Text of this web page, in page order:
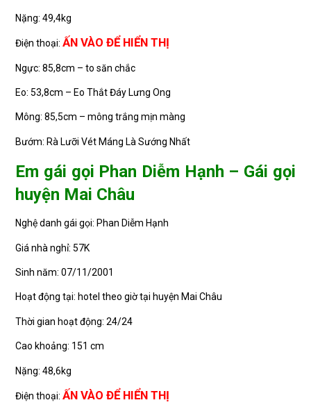
Nặng: 49,4kg
Điện thoại:ẤN VÀO ĐỂ HIỂN THỊ
Ngực: 85,8cm – to săn chắc
Eo: 53,8cm – Eo Thắt Đáy Lưng Ong
Mông: 85,5cm – mông trắng mịn màng
Bướm: Rà Lưỡi Vét Máng Là Sướng Nhất
Em gái gọi Phan Diễm Hạnh – Gái gọi
huyện Mai Châu
Nghệ danh gái gọi: Phan Diễm Hạnh
Giá nhà nghỉ: 57K
Sinh năm: 07/11/2001
Hoạt động tại: hotel theo giờ tại huyện Mai Châu
Thời gian hoạt động: 24/24
Cao khoảng: 151 cm
Nặng: 48,6kg
Điện thoại:ẤN VÀO ĐỂ HIỂN THỊ